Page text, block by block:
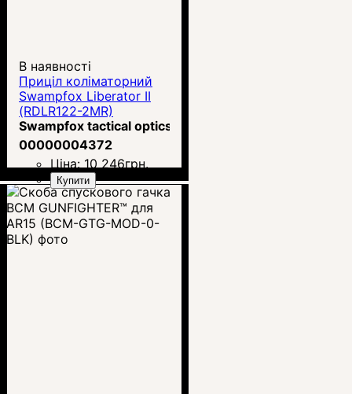
В наявності
Приціл коліматорний
Swampfox Liberator II
(RDLR122-2MR)
Swampfox tactical optics
00000004372
Ціна: 10 246грн.
Купити